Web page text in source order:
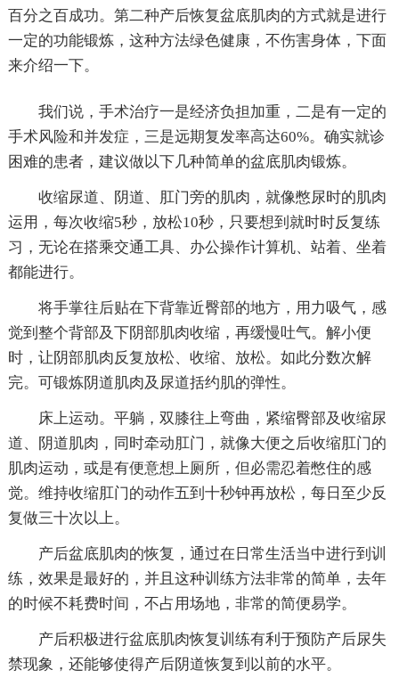
百分之百成功。第二种产后恢复盆底肌肉的方式就是进行
一定的功能锻炼，这种方法绿色健康，不伤害身体，下面
来介绍一下。
我们说，手术治疗一是经济负担加重，二是有一定的
手术风险和并发症，三是远期复发率高达60%。确实就诊
困难的患者，建议做以下几种简单的盆底肌肉锻炼。
收缩尿道、阴道、肛门旁的肌肉，就像憋尿时的肌肉
运用，每次收缩5秒，放松10秒，只要想到就时时反复练
习，无论在搭乘交通工具、办公操作计算机、站着、坐着
都能进行。
将手掌往后贴在下背靠近臀部的地方，用力吸气，感
觉到整个背部及下阴部肌肉收缩，再缓慢吐气。解小便
时，让阴部肌肉反复放松、收缩、放松。如此分数次解
完。可锻炼阴道肌肉及尿道括约肌的弹性。
床上运动。平躺，双膝往上弯曲，紧缩臀部及收缩尿
道、阴道肌肉，同时牵动肛门，就像大便之后收缩肛门的
肌肉运动，或是有便意想上厕所，但必需忍着憋住的感
觉。维持收缩肛门的动作五到十秒钟再放松，每日至少反
复做三十次以上。
产后盆底肌肉的恢复，通过在日常生活当中进行到训
练，效果是最好的，并且这种训练方法非常的简单，去年
的时候不耗费时间，不占用场地，非常的简便易学。
产后积极进行盆底肌肉恢复训练有利于预防产后尿失
禁现象，还能够使得产后阴道恢复到以前的水平。